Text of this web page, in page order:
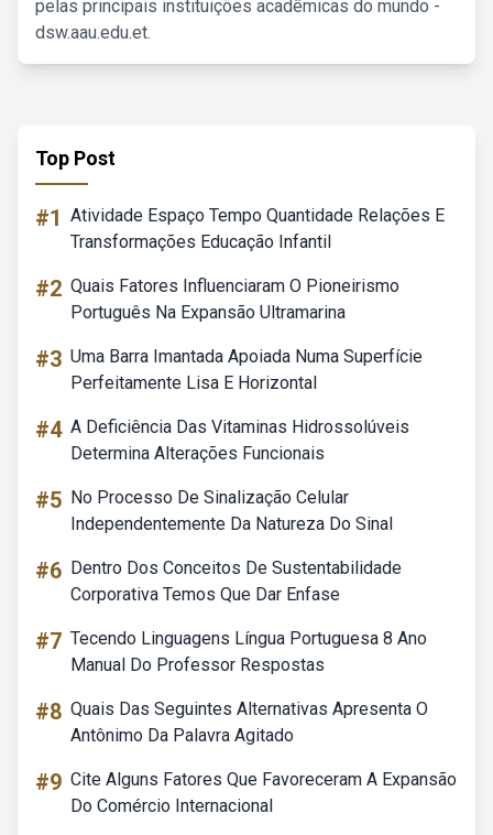
pelas principais instituições acadêmicas do mundo -
dsw.aau.edu.et.
Top Post
#1 Atividade Espaço Tempo Quantidade Relações E
Transformações Educação Infantil
#2 Quais Fatores Influenciaram O Pioneirismo
Português Na Expansão Ultramarina
#3 Uma Barra Imantada Apoiada Numa Superfície
Perfeitamente Lisa E Horizontal
#4 A Deficiência Das Vitaminas Hidrossolúveis
Determina Alterações Funcionais
#5 No Processo De Sinalização Celular
Independentemente Da Natureza Do Sinal
#6 Dentro Dos Conceitos De Sustentabilidade
Corporativa Temos Que Dar Enfase
#7 Tecendo Linguagens Língua Portuguesa 8 Ano
Manual Do Professor Respostas
#8 Quais Das Seguintes Alternativas Apresenta O
Antônimo Da Palavra Agitado
#9 Cite Alguns Fatores Que Favoreceram A Expansão
Do Comércio Internacional